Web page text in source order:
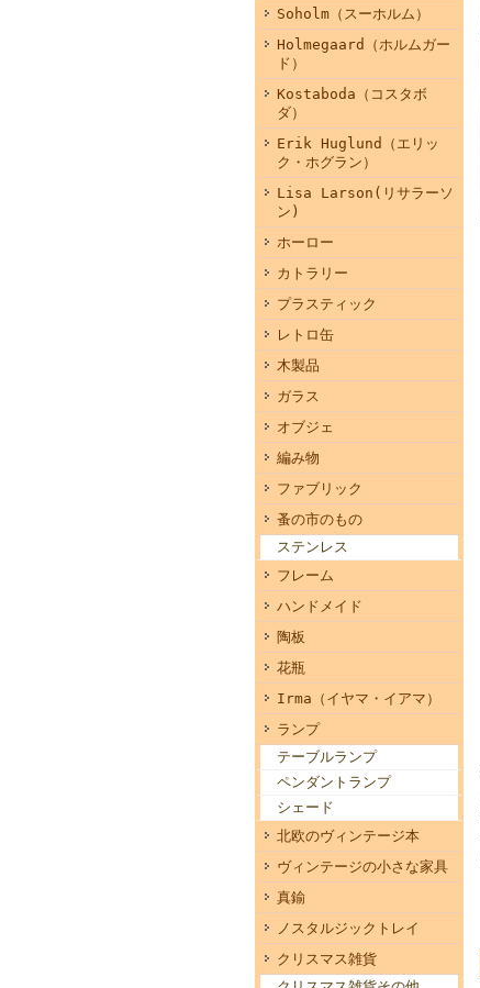
Soholm（スーホルム）
Holmegaard（ホルムガー
ド）
Kostaboda（コスタボ
ダ）
Erik Huglund（エリッ
ク・ホグラン）
Lisa Larson(リサラーソ
ン)
ホーロー
カトラリー
プラスティック
レトロ缶
木製品
ガラス
オブジェ
編み物
ファブリック
蚤の市のもの
ステンレス
フレーム
ハンドメイド
陶板
花瓶
Irma（イヤマ・イアマ）
ランプ
テーブルランプ
ペンダントランプ
シェード
北欧のヴィンテージ本
ヴィンテージの小さな家具
真鍮
ノスタルジックトレイ
クリスマス雑貨